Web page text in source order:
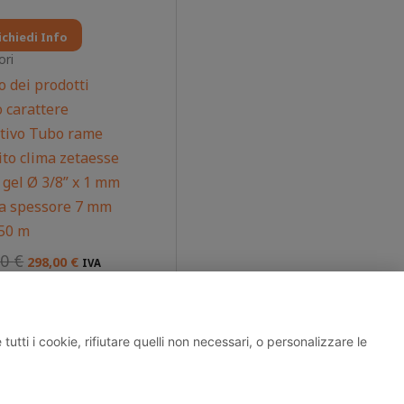
Info
dei prodotti
carattere
Tubo rame
clima zetaesse
Ø 3/8” x 1 mm
spessore 7 mm
m
€ 298,00 € IVA
i cookie, rifiutare quelli non necessari, o personalizzare le